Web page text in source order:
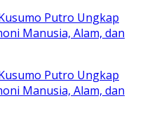
Putro Ungkap
Manusia, Alam, dan
Putro Ungkap
Manusia, Alam, dan